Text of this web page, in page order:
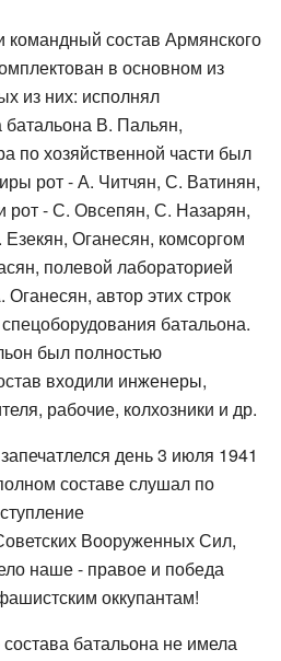
командный состав Армянского
в основном из
из них: исполнял
батальона В. Пальян,
по хозяйственной части был
рот - А. Читчян, С. Ватинян,
рот - С. Овсепян, С. Назарян,
Оганесян, комсоргом
полевой лабораторией
автор этих строк
батальона.
был полностью
входили инженеры,
рабочие, колхозники и др.
день 3 июля 1941
составе слушал по
Вооруженных Сил,
наше - правое и победа
оккупантам!
батальона не имела